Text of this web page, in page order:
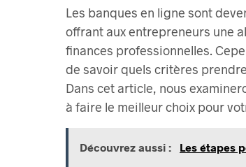
Les banques en ligne sont
offrant aux entrepreneurs une
finances professionnelles.
de savoir quels critères
Dans cet article, nous
à faire le meilleur choix pour
Découvrez aussi : Les étapes